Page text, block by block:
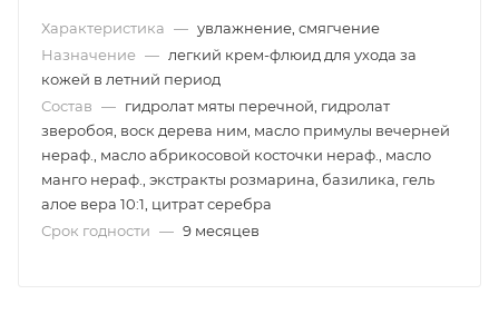
Характеристика — увлажнение, смягчение
Назначение — легкий крем-флюид для ухода за
кожей в летний период
Состав — гидролат мяты перечной, гидролат
зверобоя, воск дерева ним, масло примулы вечерней
нераф., масло абрикосовой косточки нераф., масло
манго нераф., экстракты розмарина, базилика, гель
алое вера 10:1, цитрат серебра
Срок годности — 9 месяцев